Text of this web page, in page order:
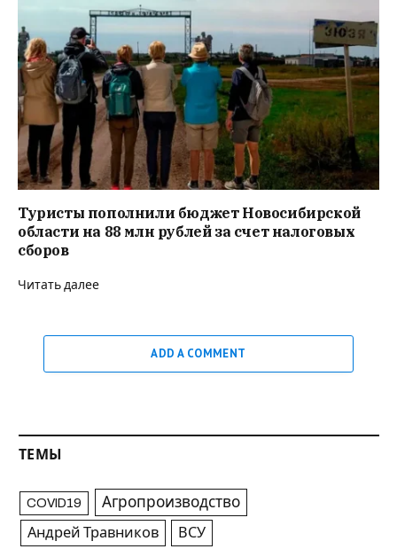
Туристы пополнили бюджет Новосибирской
области на 88 млн рублей за счет налоговых
сборов
Читать далее
ADD A COMMENT
ТЕМЫ
COVID19 Агропроизводство
Андрей Травников ВСУ